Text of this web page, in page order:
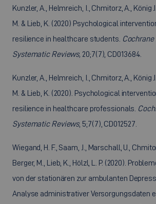
Kunzler, A., Helmreich, I., Chmitorz, A., König
M. & Lieb, K. (2020) Psychological
resilience in healthcare students.
Systematic Reviews, 20;7(7), CD013684.
Kunzler, A., Helmreich, I., Chmitorz, A., König
M. & Lieb, K. (2020). Psychological
resilience in healthcare professionals.
Systematic Reviews, 5;7(7), CD012527.
Wiegand, H. F., Saam, J., Marschall, U.,
Berger, M., Lieb, K., Hölzl, L. P. (2020).
von der stationären zur ambulanten
Analyse administrativer Versorgungsdaten